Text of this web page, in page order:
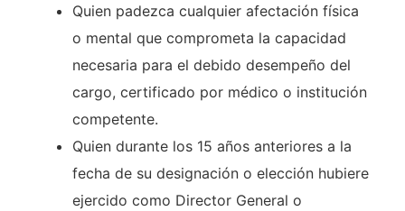
Quien padezca cualquier afectación física
o mental que comprometa la capacidad
necesaria para el debido desempeño del
cargo, certificado por médico o institución
competente.
Quien durante los 15 años anteriores a la
fecha de su designación o elección hubiere
ejercido como Director General o